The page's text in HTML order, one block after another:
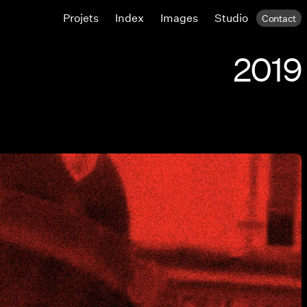
Projets Index Images Studio Contact
2019